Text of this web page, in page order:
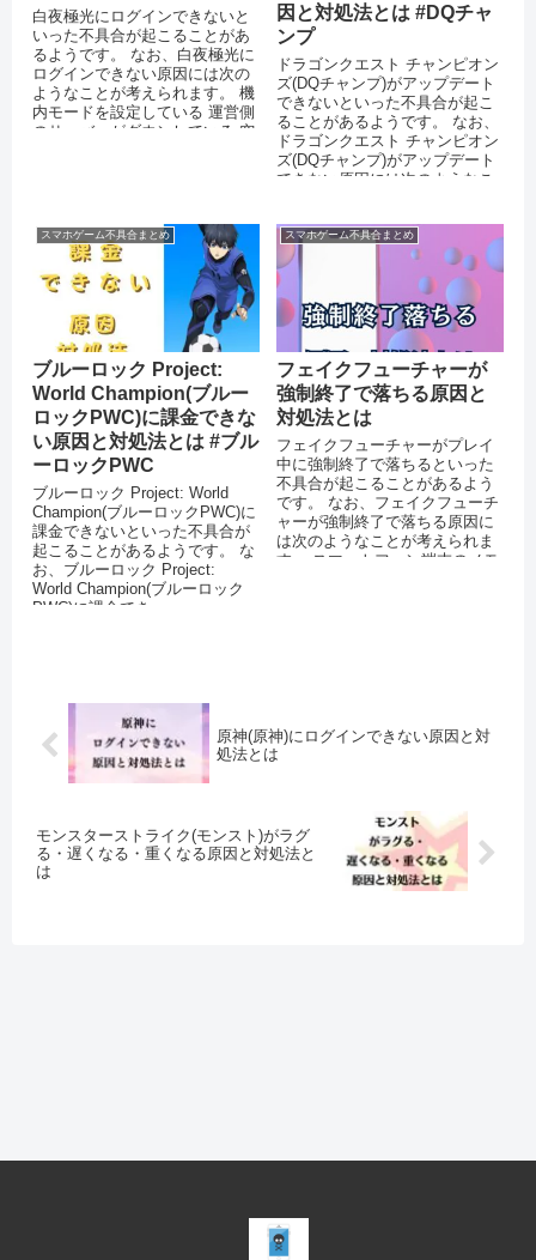
白夜極光にログインできないと
いった不具合が起こることがあ
るようです。 なお、白夜極光に
ログインできない原因には次の
ようなことが考えられます。 機
内モードを設定している 運営側
のサーバーがダウンしている 突
因と対処法とは #DQチャ
ンプ
ドラゴンクエスト チャンピオン
ズ(DQチャンプ)がアップデート
できないといった不具合が起こ
ることがあるようです。 なお、
ドラゴンクエスト チャンピオン
ズ(DQチャンプ)がアップデート
できない原因には次のようなこ
スマホゲーム不具合まとめ
ブルーロック Project:
World Champion(ブルー
ロックPWC)に課金できな
い原因と対処法とは #ブル
ーロックPWC
ブルーロック Project: World
Champion(ブルーロックPWC)に
課金できないといった不具合が
起こることがあるようです。 な
お、ブルーロック Project:
World Champion(ブルーロック
PWC)に課金でき...
スマホゲーム不具合まとめ
フェイクフューチャーが
強制終了で落ちる原因と
対処法とは
フェイクフューチャーがプレイ
中に強制終了で落ちるといった
不具合が起こることがあるよう
です。 なお、フェイクフューチ
ャーが強制終了で落ちる原因に
は次のようなことが考えられま
す。 スマートフォン端末のメモ
原神(原神)にログインできない原因と対
処法とは
モンスターストライク(モンスト)がラグ
る・遅くなる・重くなる原因と対処法と
は